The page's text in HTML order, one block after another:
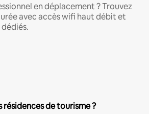
en déplacement ? Trouvez
avec accès wifi haut débit et
résidences de tourisme ?